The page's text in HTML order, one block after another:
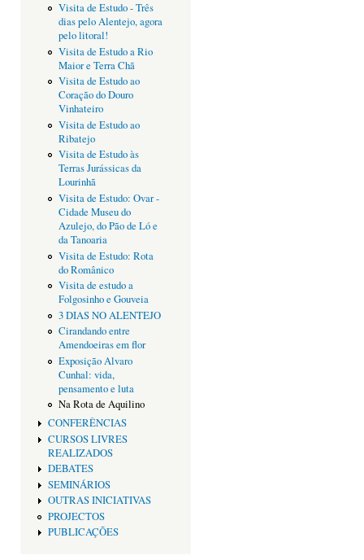
Visita de Estudo - Três
dias pelo Alentejo, agora
pelo litoral!
Visita de Estudo a Rio
Maior e Terra Chã
Visita de Estudo ao
Coração do Douro
Vinhateiro
Visita de Estudo ao
Ribatejo
Visita de Estudo às
Terras Jurássicas da
Lourinhã
Visita de Estudo: Ovar -
Cidade Museu do
Azulejo, do Pão de Ló e
da Tanoaria
Visita de Estudo: Rota
do Românico
Visita de estudo a
Folgosinho e Gouveia
3 DIAS NO ALENTEJO
Cirandando entre
Amendoeiras em flor
Exposição Alvaro
Cunhal: vida,
pensamento e luta
Na Rota de Aquilino
CONFERÊNCIAS
CURSOS LIVRES
REALIZADOS
DEBATES
SEMINÁRIOS
OUTRAS INICIATIVAS
PROJECTOS
PUBLICAÇÕES